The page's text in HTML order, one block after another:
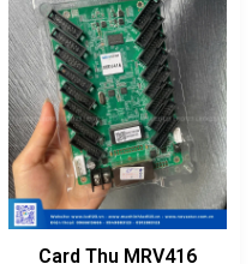
Card Thu MRV416